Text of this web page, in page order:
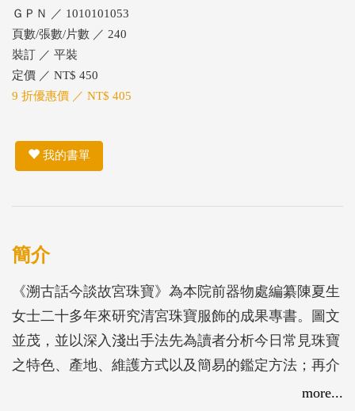
ＧＰＮ ／ 1010101053
頁數/張數/片數 ／ 240
裝訂 ／ 平裝
定價 ／ NT$ 450
9 折優惠價 ／ NT$ 405
我的書單
簡介
《溯古話今談故宮珠寶》為本院前器物處編纂陳夏生
女士二十多年來研究清宮珠寶服飾的成果專書。圖文
並茂，並以深入淺出手法先為讀者分析今日常見珠寶
之特色、產地、維護方式以及簡易的鑑定方法；再介
紹國立故宮博物院所藏清宮皇室珠寶，並以現代科學
more...